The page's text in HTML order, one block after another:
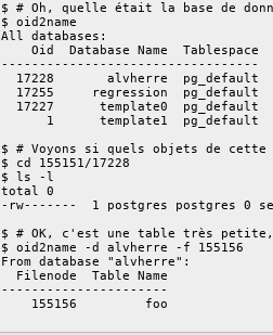
$ # Oh, quelle était la base de
$ oid2name
All databases:
    Oid  Database Name  Tablespace
----------------------------------
  17228       alvherre  pg_default
  17255     regression  pg_default
  17227      template0  pg_default
      1      template1  pg_default
$ # Voyons si quels objets de cette
$ cd 155151/17228
$ ls -l
total 0
-rw-------  1 postgres postgres 0
$ # OK, c'est une table très
$ oid2name -d alvherre -f 155156
From database "alvherre":
  Filenode  Table Name
----------------------
    155156         foo